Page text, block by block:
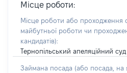
Місце роботи:
Місце роботи або проходження
майбутньої роботи чи
кандидатів):
Тернопільський апеляційний суд
Займана посада (або посада, на